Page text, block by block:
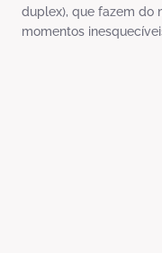
duplex), que fazem do
momentos